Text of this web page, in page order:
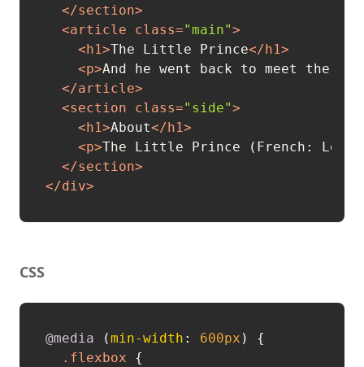
</section>
<article class="main">
< h1>The Little Prince</ h1>
<p>And he went back to meet the
</article>
<section class="side">
< h1>About</ h1>
<p>The Little Prince (French: Le
</section>
</div>
CSS
@media (min-width : 600px ) {
.flexbox {